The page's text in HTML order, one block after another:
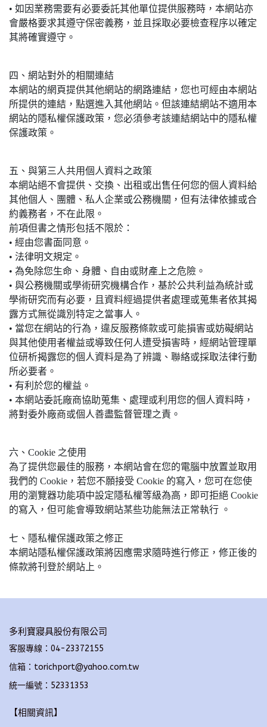
• 如因業務需要有必要委託其他單位提供服務時，本網站亦
會嚴格要求其遵守保密義務，並且採取必要檢查程序以確定
其將確實遵守。
四、網站對外的相關連結
本網站的網頁提供其他網站的網路連結，您也可經由本網站
所提供的連結，點選進入其他網站。但該連結網站不適用本
網站的隱私權保護政策，您必須參考該連結網站中的隱私權
保護政策。
五、與第三人共用個人資料之政策
本網站絕不會提供、交換、出租或出售任何您的個人資料給
其他個人、團體、私人企業或公務機關，但有法律依據或合
約義務者，不在此限。
前項但書之情形包括不限於：
• 經由您書面同意。
• 法律明文規定。
• 為免除您生命、身體、自由或財產上之危險。
• 與公務機關或學術研究機構合作，基於公共利益為統計或
學術研究而有必要，且資料經過提供者處理或蒐集者依其揭
露方式無從識別特定之當事人。
• 當您在網站的行為，違反服務條款或可能損害或妨礙網站
與其他使用者權益或導致任何人遭受損害時，經網站管理單
位研析揭露您的個人資料是為了辨識、聯絡或採取法律行動
所必要者。
• 有利於您的權益。
• 本網站委託廠商協助蒐集、處理或利用您的個人資料時，
將對委外廠商或個人善盡監督管理之責。
六、Cookie 之使用
為了提供您最佳的服務，本網站會在您的電腦中放置並取用
我們的 Cookie，若您不願接受 Cookie 的寫入，您可在您使
用的瀏覽器功能項中設定隱私權等級為高，即可拒絕 Cookie
的寫入，但可能會導致網站某些功能無法正常執行 。
七、隱私權保護政策之修正
本網站隱私權保護政策將因應需求隨時進行修正，修正後的
條款將刊登於網站上。
多利寶寢具股份有限公司
客服專線：04-23372155
信箱：torichport@yahoo.com.tw
統一編號：52331353
【相關資訊】